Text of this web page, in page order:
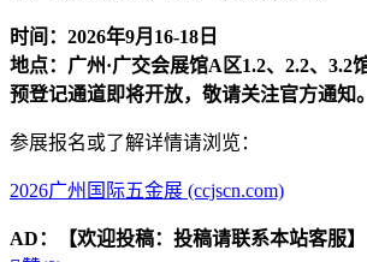
时间：2026年9月16-18日
地点：广州·广交会展馆A区1.2、2.2、3.2
预登记通道即将开放，敬请关注官方通知
参展报名或了解详情请浏览：
2026广州国际五金展 (ccjscn.com)
AD：
【欢迎投稿：投稿请联系本站客服】